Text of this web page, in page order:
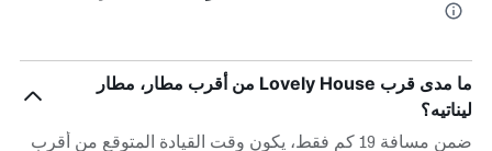
ما مدى قرب Lovely House من أقرب مطار، مطار
ليناتيه؟
ضمن مسافة 19 كم فقط، يكون وقت القيادة المتوقع من أقرب